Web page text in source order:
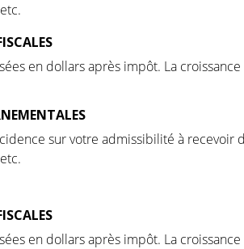
en dollars après impôt. La
sur votre admissibilité à
en dollars après impôt. La